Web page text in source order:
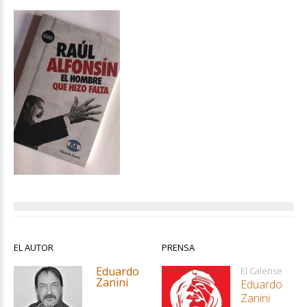
EL AUTOR
Eduardo
Zanini
PRENSA
El Calense
Eduardo
Zanini